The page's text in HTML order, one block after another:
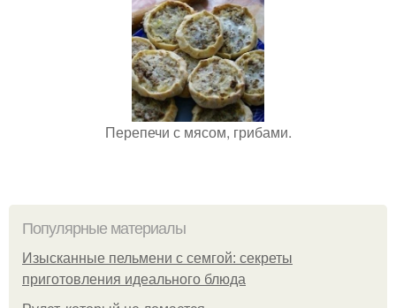
Перепечи с мясом, грибами.
Популярные материалы
Изысканные пельмени с семгой: секреты
приготовления идеального блюда